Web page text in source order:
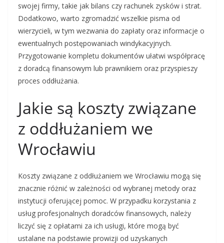
swojej firmy, takie jak bilans czy rachunek zysków i strat.
Dodatkowo, warto zgromadzić wszelkie pisma od
wierzycieli, w tym wezwania do zapłaty oraz informacje o
ewentualnych postępowaniach windykacyjnych.
Przygotowanie kompletu dokumentów ułatwi współpracę
z doradcą finansowym lub prawnikiem oraz przyspieszy
proces oddłużania.
Jakie są koszty związane
z oddłużaniem we
Wrocławiu
Koszty związane z oddłużaniem we Wrocławiu mogą się
znacznie różnić w zależności od wybranej metody oraz
instytucji oferującej pomoc. W przypadku korzystania z
usług profesjonalnych doradców finansowych, należy
liczyć się z opłatami za ich usługi, które mogą być
ustalane na podstawie prowizji od uzyskanych